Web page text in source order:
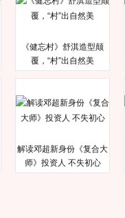
《健忘村》舒淇造型颠
覆，“村”出自然美
解读邓超新身份《复合大
师》投资人 不失初心